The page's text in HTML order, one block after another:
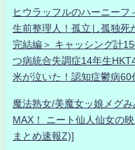
ヒウラッフルのハーニーフ
生前整理人！孤立し孤独死
完結編＞ キャッシング計
つ病統合失調症14年生
米が泣いた！認知症鬱病60
魔法熟女/美魔女ッ娘メグ
MAX！ ニート仙人仙女の
まとめ速報Z)]